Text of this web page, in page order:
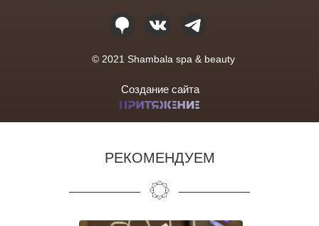
© 2021 Shambala spa & beauty
Создание сайта
РЕКОМЕНДУЕМ